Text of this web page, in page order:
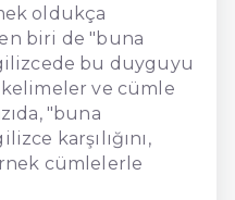
oldukça
biri de "buna
bu duyguyu
ve cümle
"buna
karşılığını,
cümlelerle